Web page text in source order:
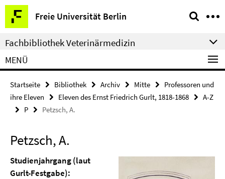
Springe
direkt
zu
Inhalt
Freie Universität Berlin
Service-
Navigation
Fachbibliothek Veterinärmedizin
MENÜ
Startseite Bibliothek Archiv Mitte
Professoren und
ihre Eleven
Eleven des Ernst Friedrich Gurlt, 1818-1868
A-Z
P
Petzsch, A.
Petzsch, A.
Studienjahrgang (laut
Gurlt-Festgabe):